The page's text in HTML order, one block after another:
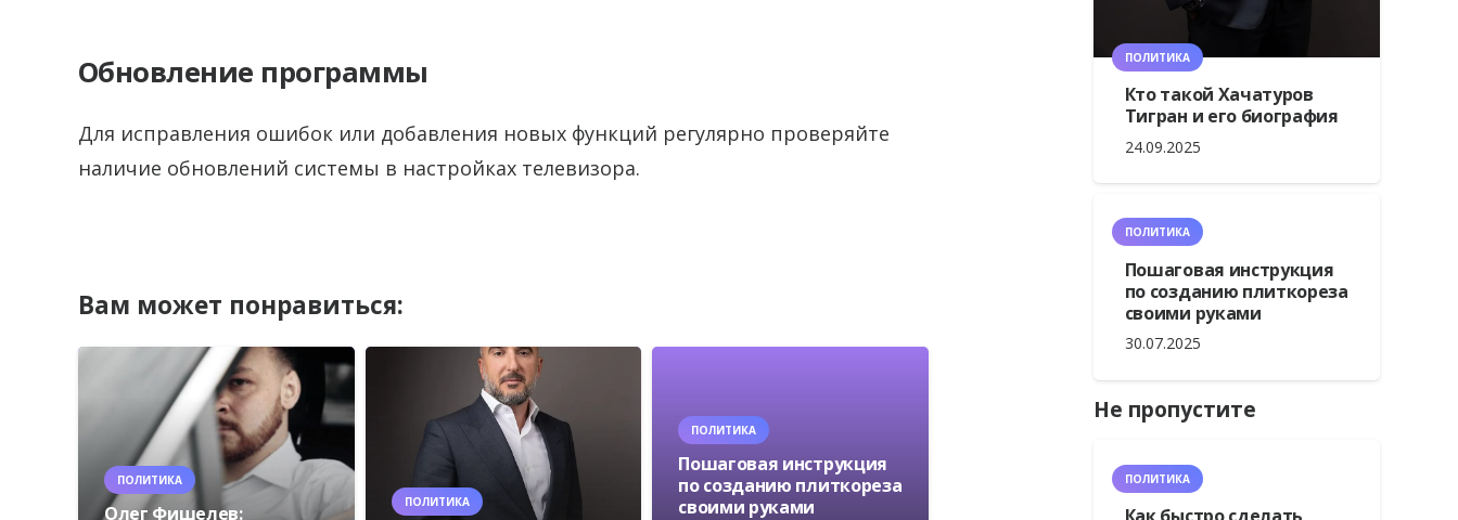
Обновление программы
Для исправления ошибок или добавления новых функций регулярно проверяйте
наличие обновлений системы в настройках телевизора.
Вам может понравиться:
ПОЛИТИКА
Олег Фишелев:
ПОЛИТИКА
ПОЛИТИКА
Пошаговая инструкция
по созданию плиткореза
своими руками
ПОЛИТИКА
Кто такой Хачатуров
Тигран и его биография
24.09.2025
ПОЛИТИКА
Пошаговая инструкция
по созданию плиткореза
своими руками
30.07.2025
Не пропустите
ПОЛИТИКА